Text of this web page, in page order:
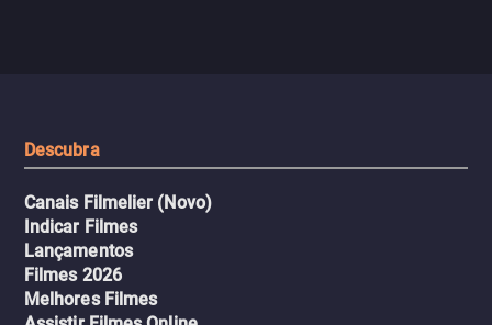
Descubra
Canais Filmelier (Novo)
Indicar Filmes
Lançamentos
Filmes 2026
Melhores Filmes